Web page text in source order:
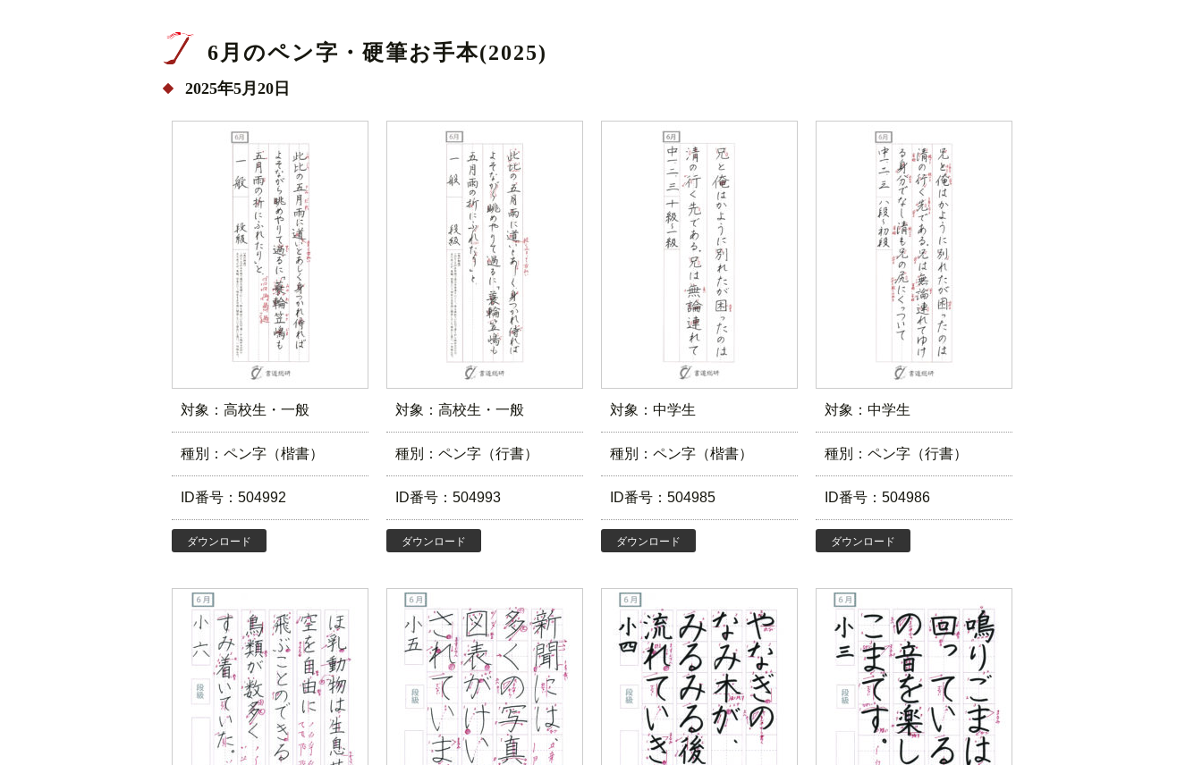
6月のペン字・硬筆お手本(2025)
2025年5月20日
対象：高校生・一般
種別：ペン字（楷書）
ID番号：504992
ダウンロード
対象：高校生・一般
種別：ペン字（行書）
ID番号：504993
ダウンロード
対象：中学生
種別：ペン字（楷書）
ID番号：504985
ダウンロード
対象：中学生
種別：ペン字（行書）
ID番号：504986
ダウンロード